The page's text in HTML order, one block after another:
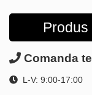
Produs
Comanda
L-V: 9:00-17:00